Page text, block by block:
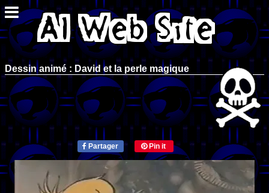
Dessin animé : David et la perle magique
Partager Pin it